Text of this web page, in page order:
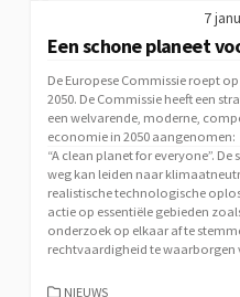
7
Een schone planeet
De Europese Commissie roept
2050. De Commissie heeft een
een welvarende, moderne,
economie in 2050 aangenomen:
“A clean planet for everyone”. De
weg kan leiden naar
realistische technologische
actie op essentiële gebieden
onderzoek op elkaar af te
rechtvaardigheid te
CATEGORIEËN
NIEUWS